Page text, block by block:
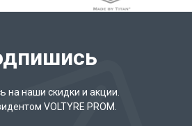
на наши скидки и акции.
VOLTYRE PROM.